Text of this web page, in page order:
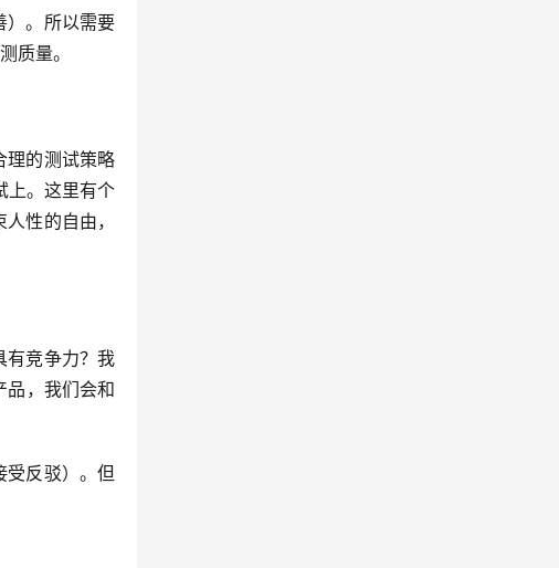
）。所以需要
质量。
理的测试策略
上。这里有个
性的自由，
有竞争力？我
品，我们会和
受反驳）。但